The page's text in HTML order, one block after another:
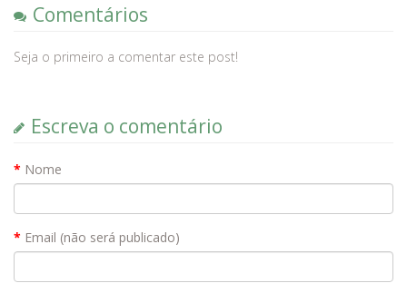
Comentários
Seja o primeiro a comentar este post!
Escreva o comentário
Nome
Email (não será publicado)